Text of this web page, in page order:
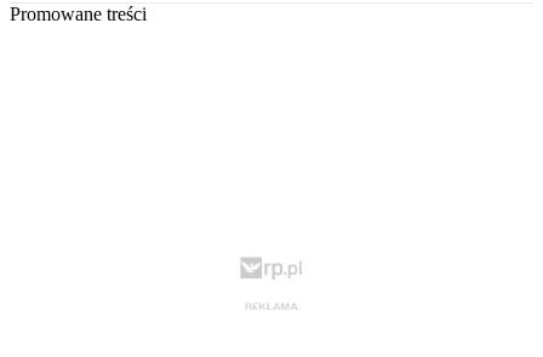
Promowane treści